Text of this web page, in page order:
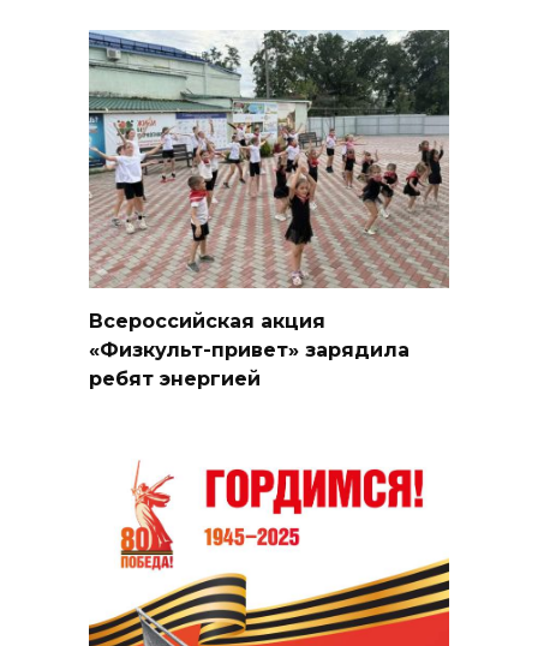
Всероссийская акция
«Физкульт-привет» зарядила
ребят энергией